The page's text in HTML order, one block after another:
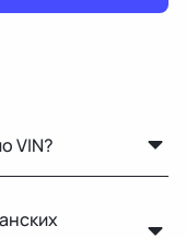
VIN?
фото вашей